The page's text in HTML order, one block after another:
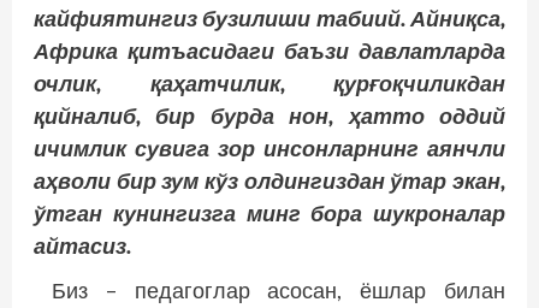
кайфиятингиз бузилиши табиий. Айниқса,
Африка қитъасидаги баъзи давлатларда
очлик, қаҳатчилик, қурғоқчиликдан
қийналиб, бир бурда нон, ҳатто оддий
ичимлик сувига зор инсонларнинг аянчли
аҳволи бир зум кўз олдингиздан ўтар экан,
ўтган кунингизга минг бора шукроналар
айтасиз.
Биз – педагоглар асосан, ёшлар билан